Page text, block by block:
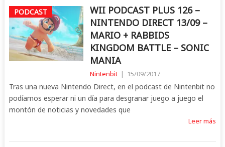
PODCAST
WII PODCAST PLUS 126 –
NINTENDO DIRECT 13/09 –
MARIO + RABBIDS
KINGDOM BATTLE – SONIC
MANIA
Nintenbit | 15/09/2017
Tras una nueva Nintendo Direct, en el podcast de Nintenbit no
podíamos esperar ni un día para desgranar juego a juego el
montón de noticias y novedades que
Leer más